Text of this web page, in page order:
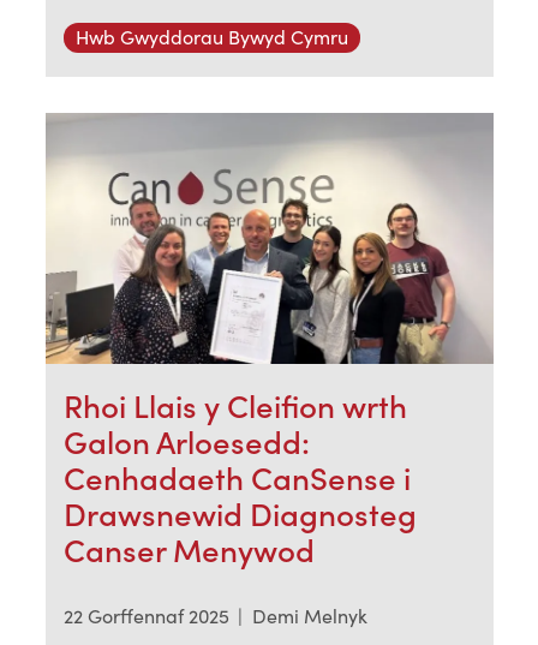
Hwb Gwyddorau Bywyd Cymru
Rhoi Llais y Cleifion wrth
Galon Arloesedd:
Cenhadaeth CanSense i
Drawsnewid Diagnosteg
Canser Menywod
22 Gorffennaf 2025 | Demi Melnyk